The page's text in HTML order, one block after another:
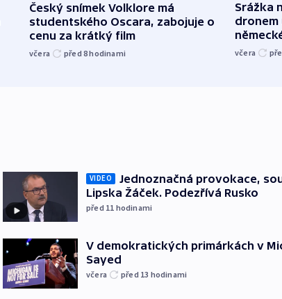
Český snímek Volklore má
studentského Oscara, zabojuje o
cenu za krátký film
včera před 8hodinami
Srážka
dronem
včera
VIDEO
Jednoznačná provokace,
Lipska Žáček. Podezřívá Rusko
před 11 hodinami
V demokratických primárkách v
Sayed
včera před 13 hodinami